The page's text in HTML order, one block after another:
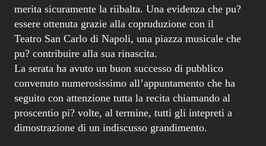
merita sicuramente la riibalta. Una evidenza che pu?
essere ottenuta grazie alla copruduzione con il
Teatro San Carlo di Napoli, una piazza musicale che
pu? contribuire alla sua rinascita.
La serata ha avuto un buon successo di pubblico
convenuto numerosissimo all’appuntamento che ha
seguito con attenzione tutta la recita chiamando al
proscentio pi? volte, al termine, tutti gli intepreti a
dimostrazione di un indiscusso grandimento.